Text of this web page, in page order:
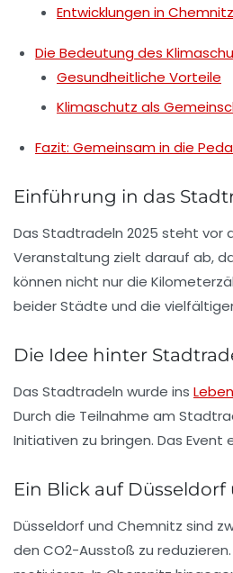
Entwicklungen in Chemnitz
Die Bedeutung des
Gesundheitliche Vorteile
Klimaschutz als
Fazit: Gemeinsam in die
Einführung in das
Das Stadtradeln 2025 steht vor
Veranstaltung zielt darauf ab,
können nicht nur die
beider Städte und die
Die Idee hinter
Das Stadtradeln wurde ins
Durch die Teilnahme am
Initiativen zu bringen. Das
Ein Blick auf
Düsseldorf und Chemnitz sind
den CO2-Ausstoß zu